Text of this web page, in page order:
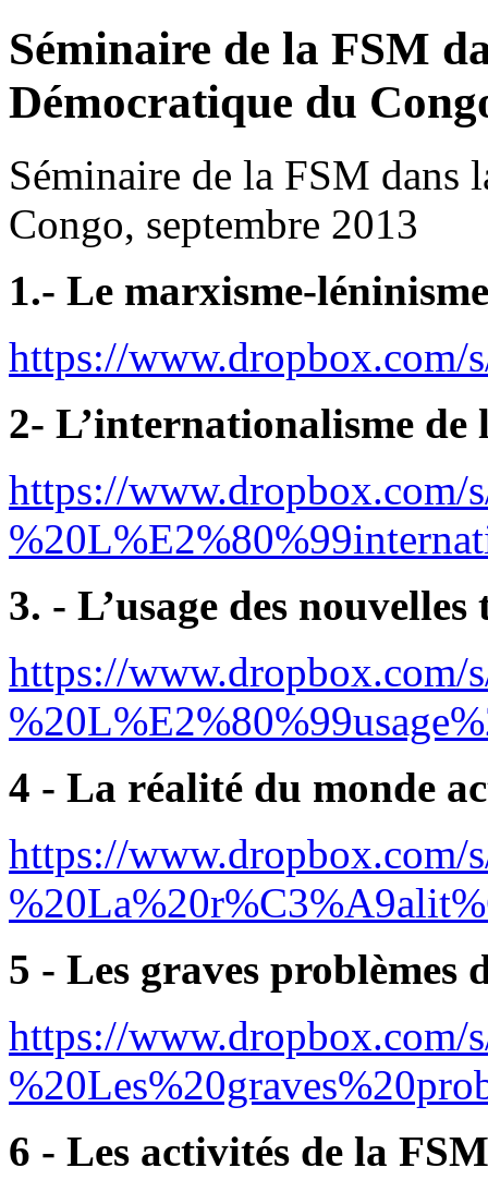
Séminaire de la FSM
Démocratique du
Séminaire de la FSM dans
Congo, septembre 2013
1.- Le marxisme-
https://
2- L’internationalisme de
https://www.dropbox.com/
3. - L’usage des
https://www.dropbox.com/
4 - La réalité du monde
https://www.dropbox.com/
5 - Les graves problèmes
https://www.dropbox.com/
6 - Les activités de la